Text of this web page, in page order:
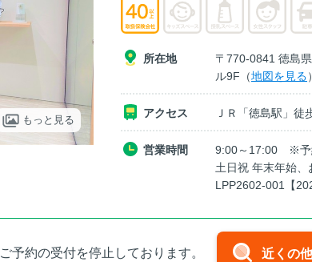
もっと見る
所在地
〒770-0841 徳島
ル9F（地図を見る
アクセス ＪＲ「徳島駅」徒
営業時間
9:00～17:00 ※予
土日祝 年末年始
LPP2602-001【
予約の受付を停止しております。 近くの